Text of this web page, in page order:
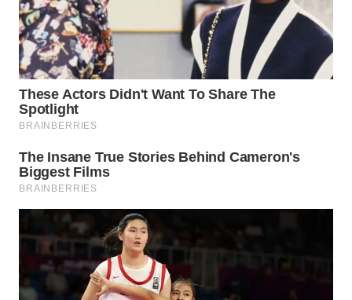
WN
TAPANULI
TENGAH
WN DELI
SERDANG
TEBING
TINGGI
WN
KARAWANG